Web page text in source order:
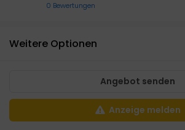
0 Bewertungen
Weitere Optionen
Angebot senden
Anzeige melden